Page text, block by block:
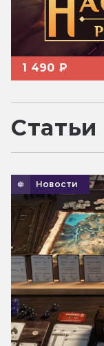
1 490 ₽
Статьи
Новости